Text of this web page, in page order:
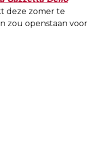
deze zomer te
zou openstaan voor